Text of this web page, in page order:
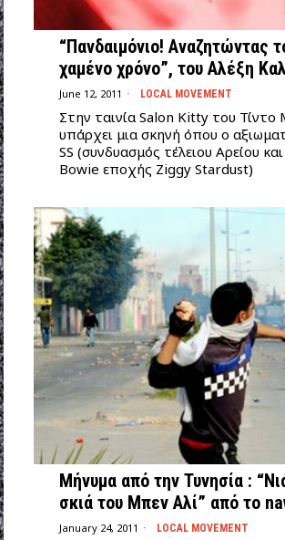
“Πανδαιμόνιο! Αναζητώντας
χαμένο χρόνο”, του Αλέξη
June 12, 2011 LOCAL MOVEMENT
Στην ταινία Salon Kitty του
υπάρχει μια σκηνή όπου ο
SS (συνδυασμός τέλειου Αρείου
Bowie εποχής Ziggy Stardust)
Μήνυμα από την Τυνησία :
σκιά του Μπεν Αλί” από το
January 24, 2011 LOCAL MOVEMENT